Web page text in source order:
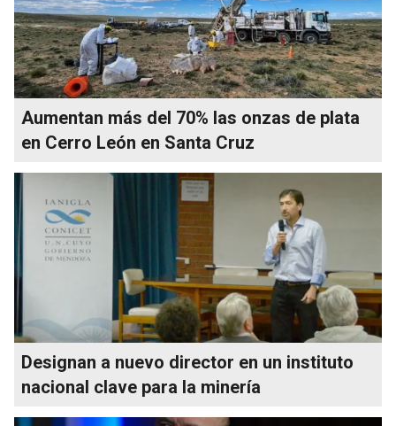
Aumentan más del 70% las onzas de plata
en Cerro León en Santa Cruz
Designan a nuevo director en un instituto
nacional clave para la minería